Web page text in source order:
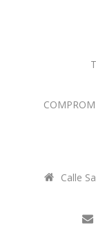
Calle